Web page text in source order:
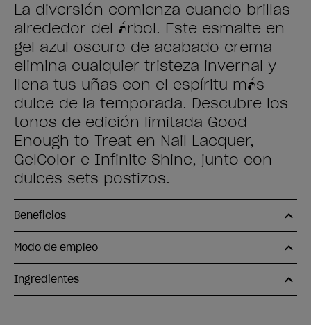
La diversión comienza cuando brillas
alrededor del árbol. Este esmalte en
gel azul oscuro de acabado crema
elimina cualquier tristeza invernal y
llena tus uñas con el espíritu más
dulce de la temporada. Descubre los
tonos de edición limitada Good
Enough to Treat en Nail Lacquer,
GelColor e Infinite Shine, junto con
dulces sets postizos.
Beneficios
Modo de empleo
Ingredientes